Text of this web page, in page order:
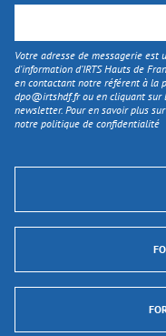
Votre adresse de messagerie
d'information d’IRTS Hauts de
en contactant notre référent à la
dpo@irtshdf.frou en cliquant sur
newsletter. Pour en savoir plus
notre politique de confidentialité